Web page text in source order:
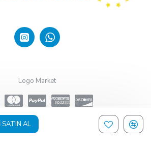
SATIN AL
Logo Market
& Support By Shopgez.com